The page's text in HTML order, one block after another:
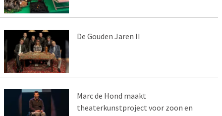
De Gouden Jaren II
Marc de Hond maakt
theaterkunstproject voor zoon en